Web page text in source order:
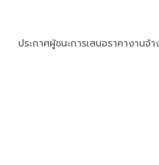
ประกาศผู้ชนะการเสนอราคางาน